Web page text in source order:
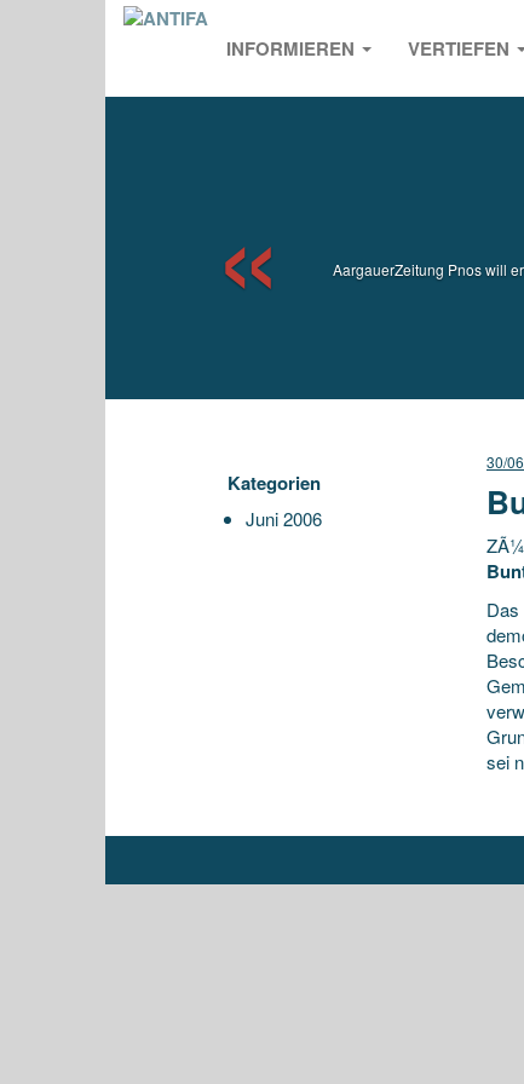
INFORMIEREN VERTIEFEN
AargauerZeitung Pnos will
Kategorien
Juni 2006
30/
Das
sei